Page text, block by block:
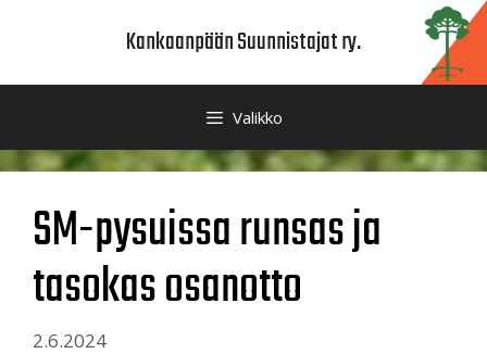
Kankaanpään Suunnistajat ry.
Valikko
SM-pysuissa runsas ja
tasokas osanotto
2.6.2024